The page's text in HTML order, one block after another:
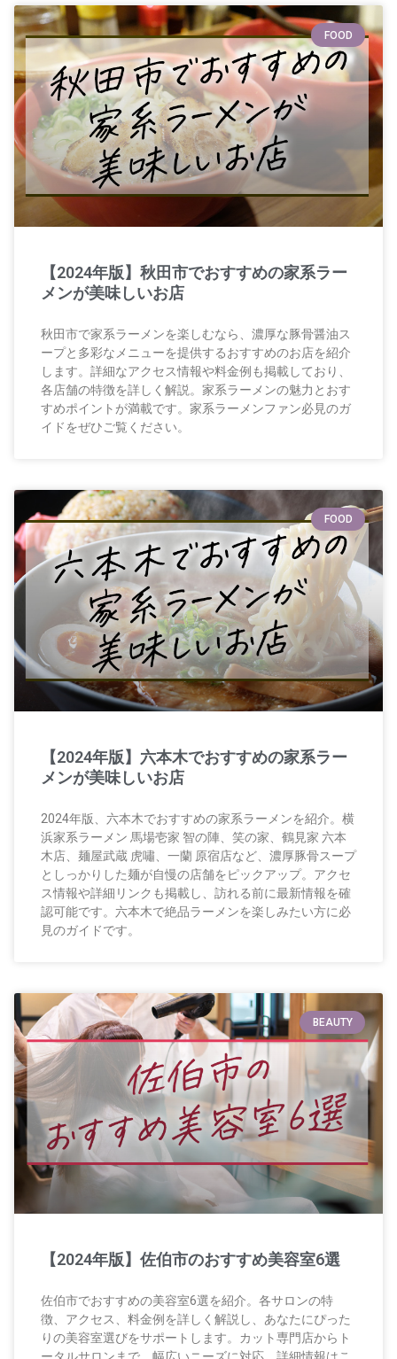
FOOD
【2024年版】秋田市でおすすめの家系ラー
メンが美味しいお店
秋田市で家系ラーメンを楽しむなら、濃厚な豚骨醤油ス
ープと多彩なメニューを提供するおすすめのお店を紹介
します。詳細なアクセス情報や料金例も掲載しており、
各店舗の特徴を詳しく解説。家系ラーメンの魅力とおす
すめポイントが満載です。家系ラーメンファン必見のガ
イドをぜひご覧ください。
FOOD
【2024年版】六本木でおすすめの家系ラー
メンが美味しいお店
2024年版、六本木でおすすめの家系ラーメンを紹介。横
浜家系ラーメン 馬場壱家 智の陣、笑の家、鶴見家 六本
木店、麺屋武蔵 虎嘯、一蘭 原宿店など、濃厚豚骨スープ
としっかりした麺が自慢の店舗をピックアップ。アクセ
ス情報や詳細リンクも掲載し、訪れる前に最新情報を確
認可能です。六本木で絶品ラーメンを楽しみたい方に必
見のガイドです。
BEAUTY
【2024年版】佐伯市のおすすめ美容室6選
佐伯市でおすすめの美容室6選を紹介。各サロンの特
徴、アクセス、料金例を詳しく解説し、あなたにぴった
りの美容室選びをサポートします。カット専門店からト